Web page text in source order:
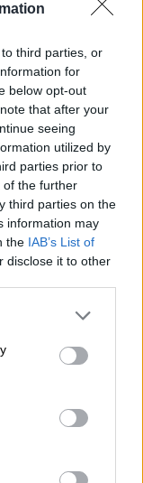
third parties, or
for
below opt-out
that after your
seeing
utilized by
parties prior to
of the further
third parties on the
information may
the IAB’s List of
disclose it to other
or more Google
You may click to
party tags to
in below Google
Η ώρα
το
στη
στους